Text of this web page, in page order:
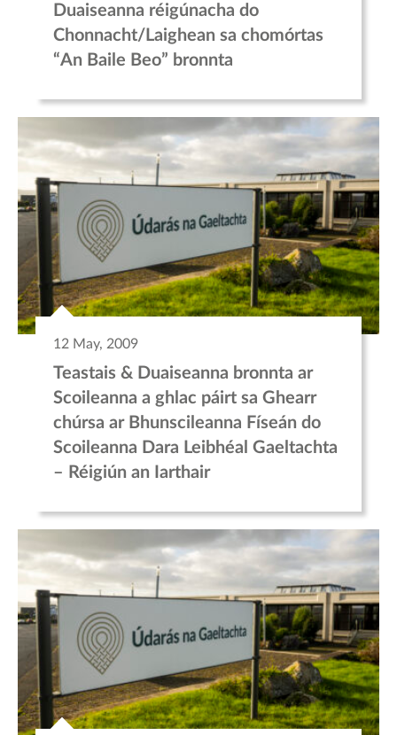
Duaiseanna réigúnacha do
Chonnacht/Laighean sa chomórtas
“An Baile Beo” bronnta
12 May, 2009
Teastais & Duaiseanna bronnta ar
Scoileanna a ghlac páirt sa Ghearr
chúrsa ar Bhunscileanna Físeán do
Scoileanna Dara Leibhéal Gaeltachta
– Réigiún an Iarthair